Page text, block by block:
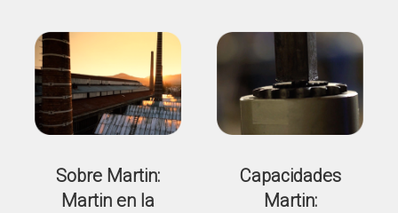
Sobre Martin:
Martin en la
Capacidades
Martin: